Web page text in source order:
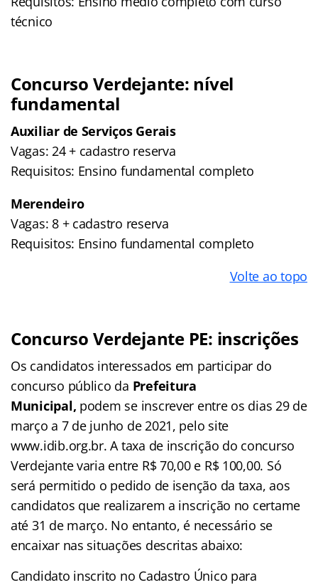
técnico
Concurso Verdejante: nível
fundamental
Auxiliar de Serviços Gerais
Vagas: 24 + cadastro reserva
Requisitos: Ensino fundamental completo
Merendeiro
Vagas: 8 + cadastro reserva
Requisitos: Ensino fundamental completo
Volte ao topo
Concurso Verdejante PE: inscrições
Os candidatos interessados em participar do
concurso público da Prefeitura
Municipal, podem se inscrever entre os dias 29 de
março a 7 de junho de 2021, pelo site
www.idib.org.br. A taxa de inscrição do concurso
Verdejante varia entre R$ 70,00 e R$ 100,00. Só
será permitido o pedido de isenção da taxa, aos
candidatos que realizarem a inscrição no certame
até 31 de março. No entanto, é necessário se
encaixar nas situações descritas abaixo:
Candidato inscrito no Cadastro Único para